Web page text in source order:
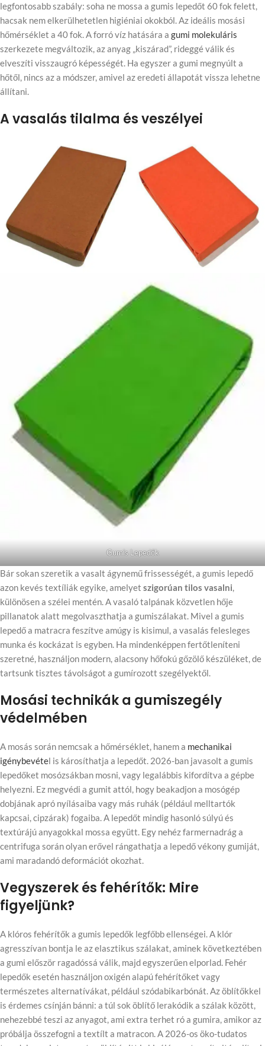
legfontosabb szabály: soha ne mossa a gumis lepedőt 60 fok felett,
hacsak nem elkerülhetetlen higiéniai okokból. Az ideális mosási
hőmérséklet a 40 fok. A forró víz hatására a gumi molekuláris
szerkezete megváltozik, az anyag „kiszárad”, rideggé válik és
elveszíti visszaugró képességét. Ha egyszer a gumi megnyúlt a
hőtől, nincs az a módszer, amivel az eredeti állapotát vissza lehetne
állítani.
A vasalás tilalma és veszélyei
Gumis Lepedők
Bár sokan szeretik a vasalt ágynemű frissességét, a gumis lepedő
azon kevés textíliák egyike, amelyet szigorúan tilos vasalni,
különösen a szélei mentén. A vasaló talpának közvetlen hője
pillanatok alatt megolvaszthatja a gumiszálakat. Mivel a gumis
lepedő a matracra feszítve amúgy is kisimul, a vasalás felesleges
munka és kockázat is egyben. Ha mindenképpen fertőtleníteni
szeretné, használjon modern, alacsony hőfokú gőzölő készüléket, de
tartsunk tisztes távolságot a gumírozott szegélyektől.
Mosási technikák a gumiszegély
védelmében
A mosás során nemcsak a hőmérséklet, hanem a mechanikai
igénybevétel is károsíthatja a lepedőt. 2026-ban javasolt a gumis
lepedőket mosózsákban mosni, vagy legalábbis kifordítva a gépbe
helyezni. Ez megvédi a gumit attól, hogy beakadjon a mosógép
dobjának apró nyílásaiba vagy más ruhák (például melltartók
kapcsai, cipzárak) fogaiba. A lepedőt mindig hasonló súlyú és
textúrájú anyagokkal mossa együtt. Egy nehéz farmernadrág a
centrifuga során olyan erővel rángathatja a lepedő vékony gumiját,
ami maradandó deformációt okozhat.
Vegyszerek és fehérítők: Mire
figyeljünk?
A klóros fehérítők a gumis lepedők legfőbb ellenségei. A klór
agresszívan bontja le az elasztikus szálakat, aminek következtében
a gumi először ragadóssá válik, majd egyszerűen elporlad. Fehér
lepedők esetén használjon oxigén alapú fehérítőket vagy
természetes alternatívákat, például szódabikarbónát. Az öblítőkkel
is érdemes csínján bánni: a túl sok öblítő lerakódik a szálak között,
nehezebbé teszi az anyagot, ami extra terhet ró a gumira, amikor az
próbálja összefogni a textílt a matracon. A 2026-os öko-tudatos